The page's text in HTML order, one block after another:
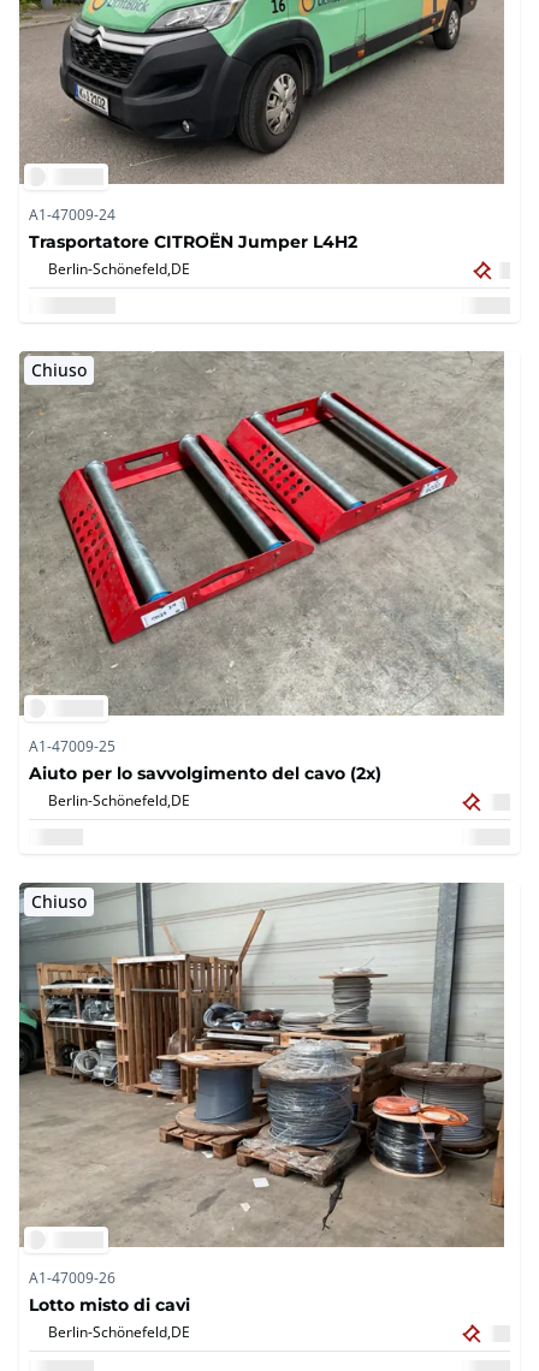
A1-47009-24
Trasportatore CITROËN Jumper L4H2
Berlin-Schönefeld,DE
Chiuso
A1-47009-25
Aiuto per lo savvolgimento del cavo (2x)
Berlin-Schönefeld,DE
Chiuso
A1-47009-26
Lotto misto di cavi
Berlin-Schönefeld,DE